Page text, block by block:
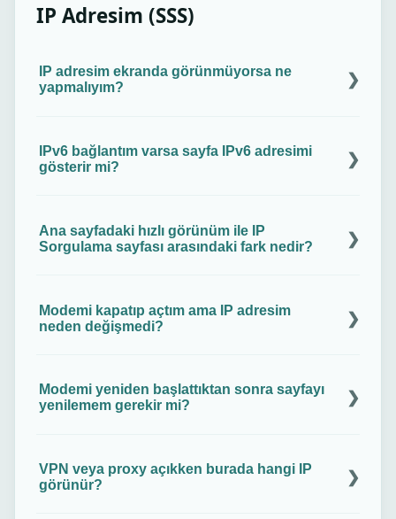
IP Adresim (SSS)
IP adresim ekranda görünmüyorsa ne
yapmalıyım?
tekrar deneyin. Ağınız çalışıyorsa gizli sekmede
veya başka tarayıcıda test edin.
IPv6 bağlantım varsa sayfa IPv6 adresimi
gösterir mi?
adresinizi gösterir. IPv4 ile bağlanırsa IPv4
adresiniz görünür.
Ana sayfadaki hızlı görünüm ile IP
Sorgulama sayfası arasındaki fark nedir?
bitirir. IP Sorgulama sayfası ise ASN, servis sağlayıcı
ve yaklaşık konum gibi ek detayları listeler.
Modemi kapatıp açtım ama IP adresim
neden değişmedi?
süre dolmadan değiştirmez. Statik IP veya CGNAT
kullanıyorsanız IP uzun süre aynı kalabilir.
Modemi yeniden başlattıktan sonra sayfayı
yenilemem gerekir mi?
Yenilemezseniz ekranda eski oturum bilgisi
kalabilir.
VPN veya proxy açıkken burada hangi IP
görünür?